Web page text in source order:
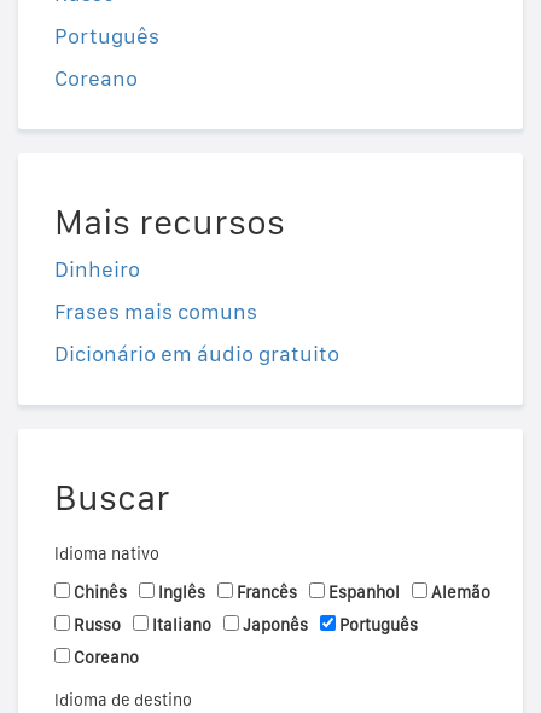
Português
Coreano
Mais recursos
Dinheiro
Frases mais comuns
Dicionário em áudio gratuito
Buscar
Idioma nativo
Chinês
Inglês Francês Espanhol
Alemão
Russo
Italiano Japonês
Português
Coreano
Idioma de destino